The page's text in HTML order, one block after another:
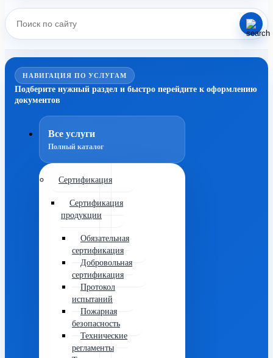
НАВИГАЦИЯ ПО УСЛУГАМ
Подберите нужный раздел и быстро перейдите к оформлению
документов
Все услуги
Полный каталог
Сертификация
Сертификация
продукции
Обязательная
сертификация
Добровольная
сертификация
Протокол
испытаний
Пожарная
безопасность
Технические
регламенты